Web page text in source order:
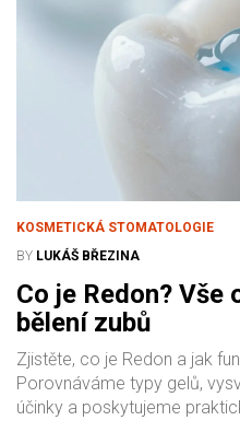
KOSMETICKÁ STOMATOLOGIE
BY LUKÁŠ BŘEZINA
Co je Redon? Vše
bělení zubů
Zjistěte, co je Redon a jak
Porovnáváme typy gelů,
účinky a poskytujeme